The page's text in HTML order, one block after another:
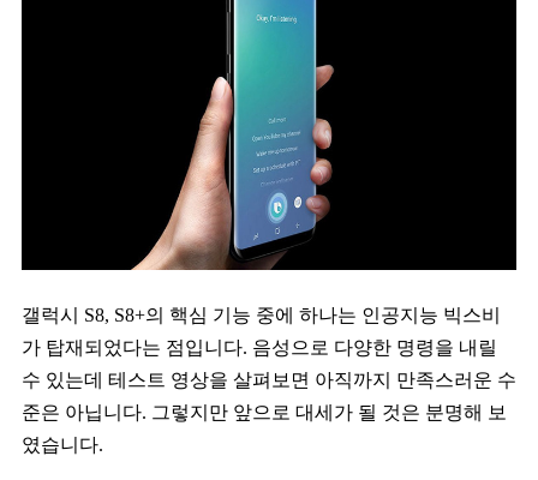
갤럭시 S8, S8+의 핵심 기능 중에 하나는 인공지능 빅스비
가 탑재되었다는 점입니다. 음성으로 다양한 명령을 내릴
수 있는데 테스트 영상을 살펴보면 아직까지 만족스러운 수
준은 아닙니다. 그렇지만 앞으로 대세가 될 것은 분명해 보
였습니다.